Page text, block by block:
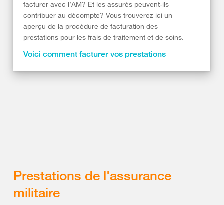
facturer avec l’AM? Et les assurés peuvent-ils
contribuer au décompte? Vous trouverez ici un
aperçu de la procédure de facturation des
prestations pour les frais de traitement et de soins.
Voici comment facturer vos prestations
Prestations de l'assurance
militaire